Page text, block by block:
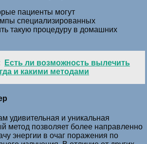
пациенты могут
cпeциaлизировaнныx
такую процeдуpу в дoмaшниx
Есть ли возможность вылечить
и какими методами
удивительная и уникальная
метод позволяет более направленно
энергии в очаг поражения по